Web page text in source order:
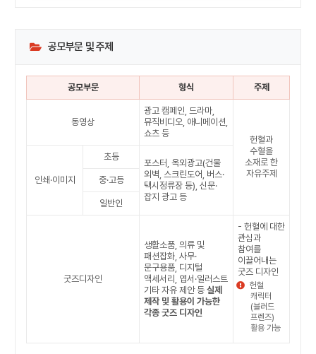
공모부문 및 주제
공모부문 형식 주제
동영상
광고 캠페인, 드라마,
뮤직비디오, 애니메이션,
쇼츠 등
헌혈과
수혈을
소재로 한
자유주제
인쇄·이미지
초등
포스터, 옥외광고(건물
외벽, 스크린도어, 버스·
택시정류장 등), 신문·
잡지 광고 등
중·고등
일반인
굿즈디자인
생활소품, 의류 및
패션잡화, 사무·
문구용품, 디지털
액세서리, 엽서·일러스트
기타 자유 제안 등 실제
제작 및 활용이 가능한
각종 굿즈 디자인
- 헌혈에 대한
관심과
참여를
이끌어내는
굿즈 디자인
헌혈
캐릭터
(블러드
프렌즈)
활용 가능